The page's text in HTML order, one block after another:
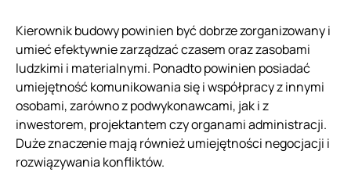
Kierownik budowy powinien być dobrze zorganizowany i
umieć efektywnie zarządzać czasem oraz zasobami
ludzkimi i materialnymi. Ponadto powinien posiadać
umiejętność komunikowania się i współpracy z innymi
osobami, zarówno z podwykonawcami, jak i z
inwestorem, projektantem czy organami administracji.
Duże znaczenie mają również umiejętności negocjacji i
rozwiązywania konfliktów.